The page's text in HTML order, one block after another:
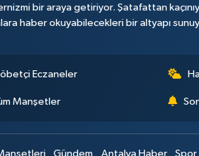
bir araya getiriyor. Şatafattan
haber okuyabilecekleri bir altyapı
Eczaneler
Manşetler
Gündem Antalya Haber Spor